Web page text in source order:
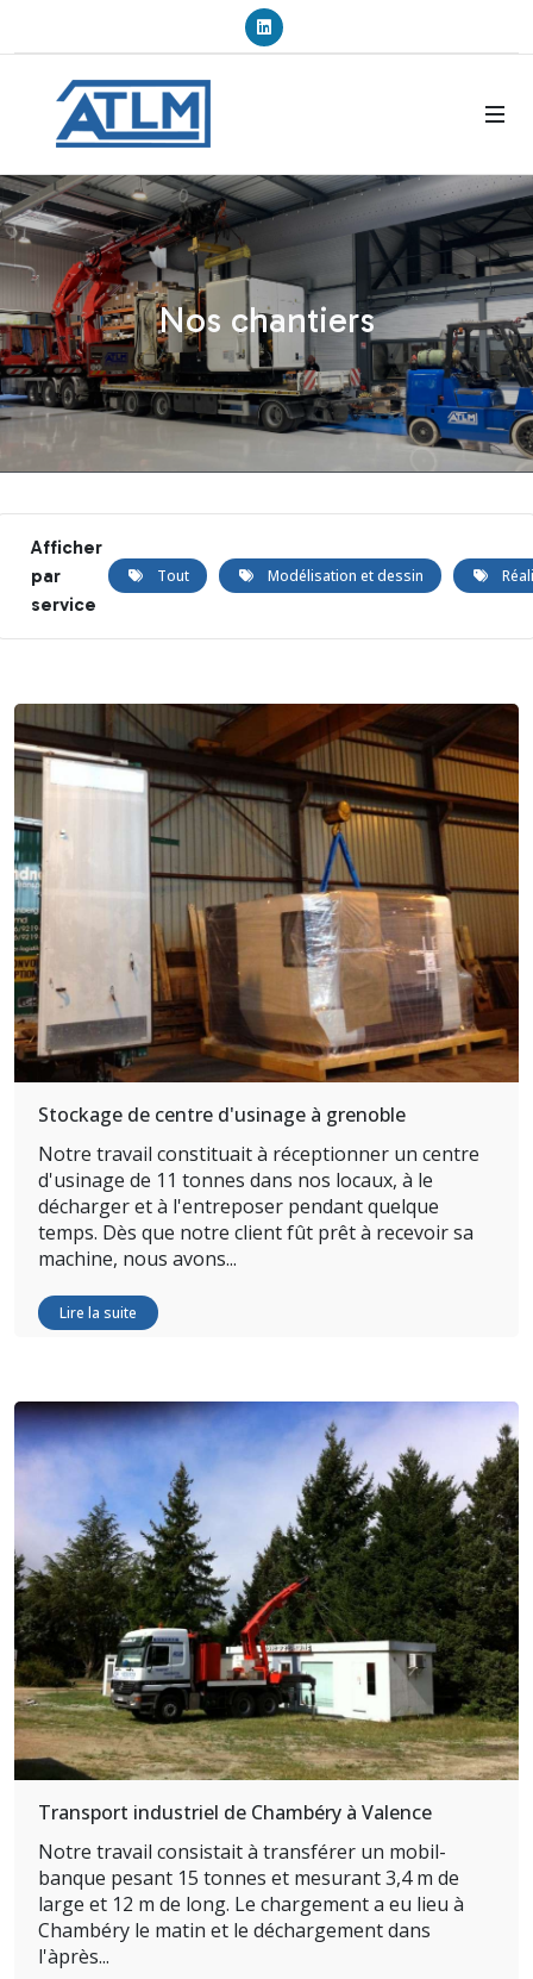
Nos chantiers
Afficher
par
service
Tout Modélisation et dessin
Stockage de centre d'usinage à grenoble
Notre travail constituait à réceptionner un centre
d'usinage de 11 tonnes dans nos locaux, à le
décharger et à l'entreposer pendant quelque
temps. Dès que notre client fût prêt à recevoir sa
machine, nous avons...
Lire la suite
Transport industriel de Chambéry à Valence
Notre travail consistait à transférer un mobil-
banque pesant 15 tonnes et mesurant 3,4 m de
large et 12 m de long. Le chargement a eu lieu à
Chambéry le matin et le déchargement dans
l'àprès...